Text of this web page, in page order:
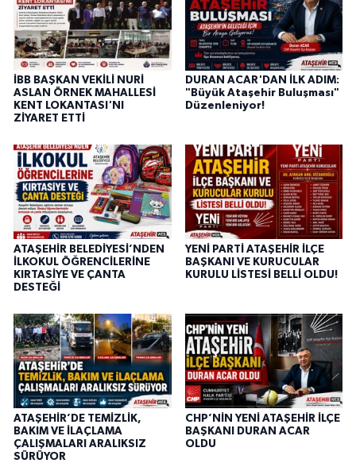
İBB BAŞKAN VEKİLİ NURİ
ASLAN ÖRNEK MAHALLESİ
KENT LOKANTASI'NI
ZİYARET ETTİ
DURAN ACAR'DAN İLK ADIM:
"Büyük Ataşehir Buluşması"
Düzenleniyor!
ATAŞEHİR BELEDİYESİ’NDEN
İLKOKUL ÖĞRENCİLERİNE
KIRTASİYE VE ÇANTA
DESTEĞİ
YENİ PARTİ ATAŞEHİR İLÇE
BAŞKANI VE KURUCULAR
KURULU LİSTESİ BELLİ OLDU!
ATAŞEHİR’DE TEMİZLİK,
BAKIM VE İLAÇLAMA
ÇALIŞMALARI ARALIKSIZ
SÜRÜYOR
CHP’NİN YENİ ATAŞEHİR İLÇE
BAŞKANI DURAN ACAR
OLDU